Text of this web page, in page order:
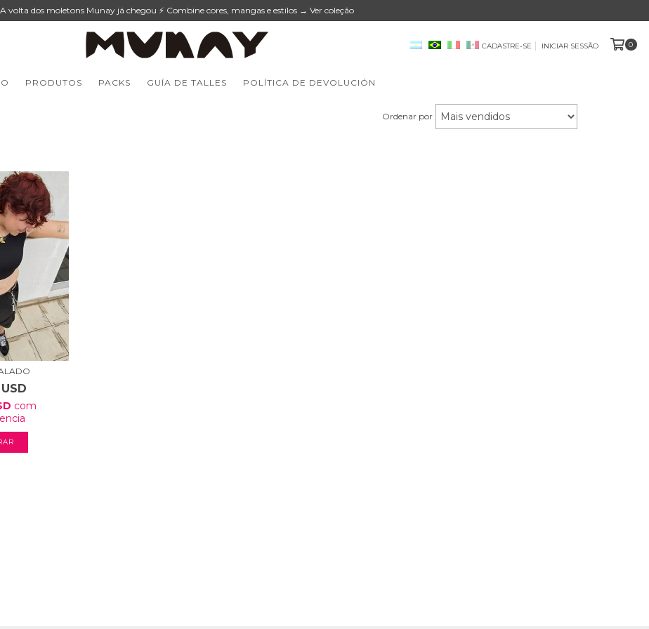
A volta dos moletons Munay já chegou ⚡ Combine cores, mangas e estilos → Ver coleção
CADASTRE-SE INICIAR SESSÃO 0
PRODUTOS PACKS GUÍA DE TALLES POLÍTICA DE DEVOLUCIÓN
Ordenar por
com